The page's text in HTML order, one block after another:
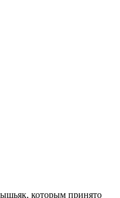
которым принято